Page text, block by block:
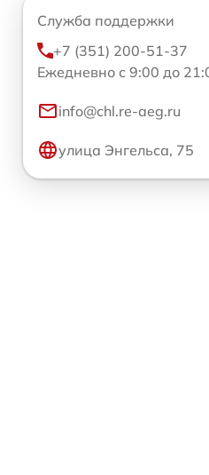
Служба поддержки
+7 (351) 200-51-37
Ежедневно с 9:00 до
info@chl.re-aeg.ru
улица Энгельса, 75